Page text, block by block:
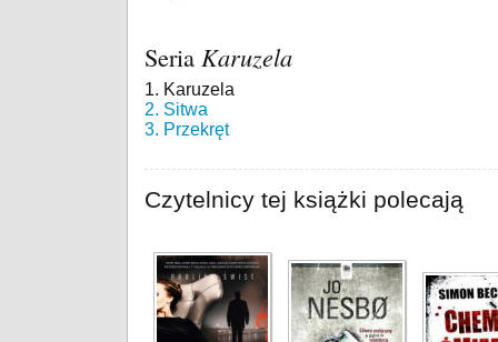
Seria Karuzela
1. Karuzela
2. Sitwa
3. Przekręt
Czytelnicy tej książki polecają